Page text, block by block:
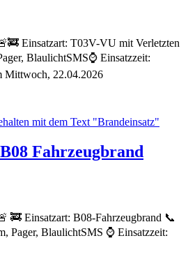
Einsatzart: T03V-VU mit Verletzten
BlaulichtSMS⌚ Einsatzzeit:
Mittwoch, 22.04.2026
Fahrzeugbrand
🚒 Einsatzart: B08-Fahrzeugbrand 📞
Pager, BlaulichtSMS ⌚ Einsatzzeit: